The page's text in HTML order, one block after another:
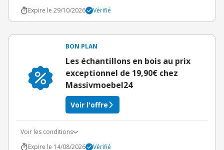
Expire le 29/10/2026
Vérifié
BON PLAN
Les échantillons en bois au prix
exceptionnel de 19,90€ chez
Massivmoebel24
Voir l'offre
Voir les conditions
Expire le 14/08/2026
Vérifié